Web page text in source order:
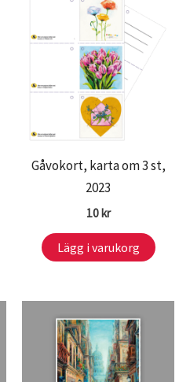
Gåvokort, karta om 3 st,
2023
10kr
Lägg i varukorg